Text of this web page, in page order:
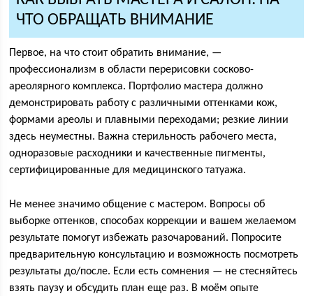
ЧТО ОБРАЩАТЬ ВНИМАНИЕ
Первое, на что стоит обратить внимание, —
профессионализм в области перерисовки сосково-
ареолярного комплекса. Портфолио мастера должно
демонстрировать работу с различными оттенками кож,
формами ареолы и плавными переходами; резкие линии
здесь неуместны. Важна стерильность рабочего места,
одноразовые расходники и качественные пигменты,
сертифицированные для медицинского татуажа.
Не менее значимо общение с мастером. Вопросы об
выборке оттенков, способах коррекции и вашем желаемом
результате помогут избежать разочарований. Попросите
предварительную консультацию и возможность посмотреть
результаты до/после. Если есть сомнения — не стесняйтесь
взять паузу и обсудить план еще раз. В моём опыте